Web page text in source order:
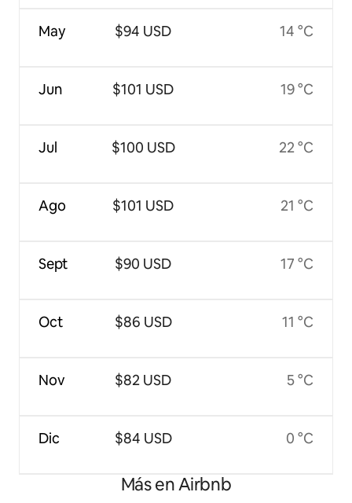
May
Jun
Jul
Ago
Sept
Oct
Nov
Dic
$94 USD
$101 USD
$100 USD
$101 USD
$90 USD
$86 USD
$82 USD
$84 USD
14 °C
19 °C
22 °C
21 °C
17 °C
11 °C
5 °C
0 °C
Más en Airbnb